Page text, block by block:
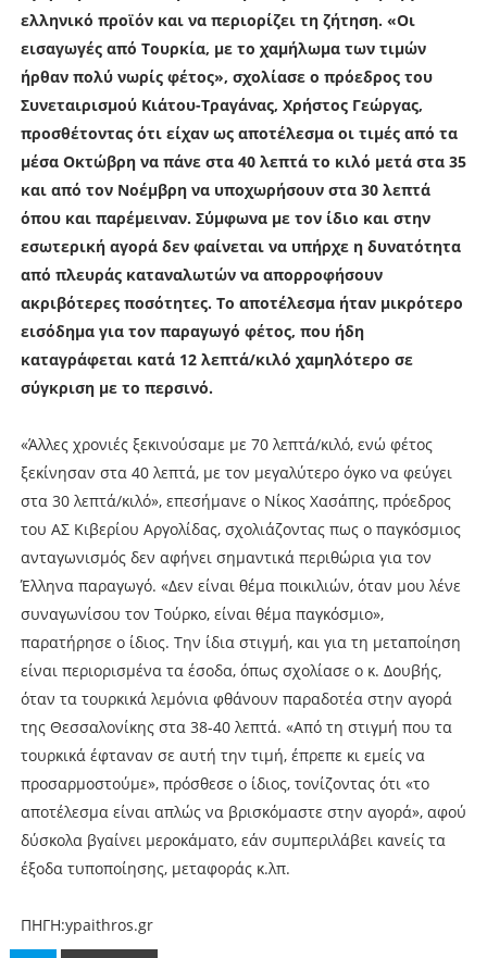
ελληνικό προϊόν και να περιορίζει τη ζήτηση. «Οι
εισαγωγές από Τουρκία, με το χαμήλωμα των τιμών
ήρθαν πολύ νωρίς φέτος», σχολίασε ο πρόεδρος του
Συνεταιρισμού Κιάτου-Τραγάνας, Χρήστος Γεώργας,
προσθέτοντας ότι είχαν ως αποτέλεσμα οι τιμές από τα
μέσα Οκτώβρη να πάνε στα 40 λεπτά το κιλό μετά στα 35
και από τον Νοέμβρη να υποχωρήσουν στα 30 λεπτά
όπου και παρέμειναν. Σύμφωνα με τον ίδιο και στην
εσωτερική αγορά δεν φαίνεται να υπήρχε η δυνατότητα
από πλευράς καταναλωτών να απορροφήσουν
ακριβότερες ποσότητες. Το αποτέλεσμα ήταν μικρότερο
εισόδημα για τον παραγωγό φέτος, που ήδη
καταγράφεται κατά 12 λεπτά/κιλό χαμηλότερο σε
σύγκριση με το περσινό.
«Άλλες χρονιές ξεκινούσαμε με 70 λεπτά/κιλό, ενώ φέτος
ξεκίνησαν στα 40 λεπτά, με τον μεγαλύτερο όγκο να φεύγει
στα 30 λεπτά/κιλό», επεσήμανε ο Νίκος Χασάπης, πρόεδρος
του ΑΣ Κιβερίου Αργολίδας, σχολιάζοντας πως ο παγκόσμιος
ανταγωνισμός δεν αφήνει σημαντικά περιθώρια για τον
Έλληνα παραγωγό. «Δεν είναι θέμα ποικιλιών, όταν μου λένε
συναγωνίσου τον Τούρκο, είναι θέμα παγκόσμιο»,
παρατήρησε ο ίδιος. Την ίδια στιγμή, και για τη μεταποίηση
είναι περιορισμένα τα έσοδα, όπως σχολίασε ο κ. Δουβής,
όταν τα τουρκικά λεμόνια φθάνουν παραδοτέα στην αγορά
της Θεσσαλονίκης στα 38-40 λεπτά. «Από τη στιγμή που τα
τουρκικά έφταναν σε αυτή την τιμή, έπρεπε κι εμείς να
προσαρμοστούμε», πρόσθεσε ο ίδιος, τονίζοντας ότι «το
αποτέλεσμα είναι απλώς να βρισκόμαστε στην αγορά», αφού
δύσκολα βγαίνει μεροκάματο, εάν συμπεριλάβει κανείς τα
έξοδα τυποποίησης, μεταφοράς κ.λπ.
ΠΗΓΗ:ypaithros.gr